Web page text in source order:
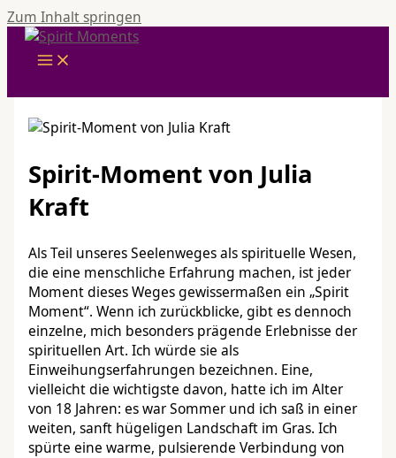
Zum Inhalt springen
Spirit-Moment von Julia
Kraft
Als Teil unseres Seelenweges als spirituelle Wesen,
die eine menschliche Erfahrung machen, ist jeder
Moment dieses Weges gewissermaßen ein „Spirit
Moment“. Wenn ich zurückblicke, gibt es dennoch
einzelne, mich besonders prägende Erlebnisse der
spirituellen Art. Ich würde sie als
Einweihungserfahrungen bezeichnen. Eine,
vielleicht die wichtigste davon, hatte ich im Alter
von 18 Jahren: es war Sommer und ich saß in einer
weiten, sanft hügeligen Landschaft im Gras. Ich
spürte eine warme, pulsierende Verbindung von